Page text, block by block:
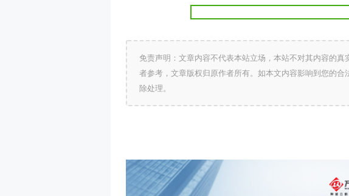
免责声明：文章内容不代表本站立场，本站不对其内容的
者参考，文章版权归原作者所有。如本文内容影响到您的
除处理。